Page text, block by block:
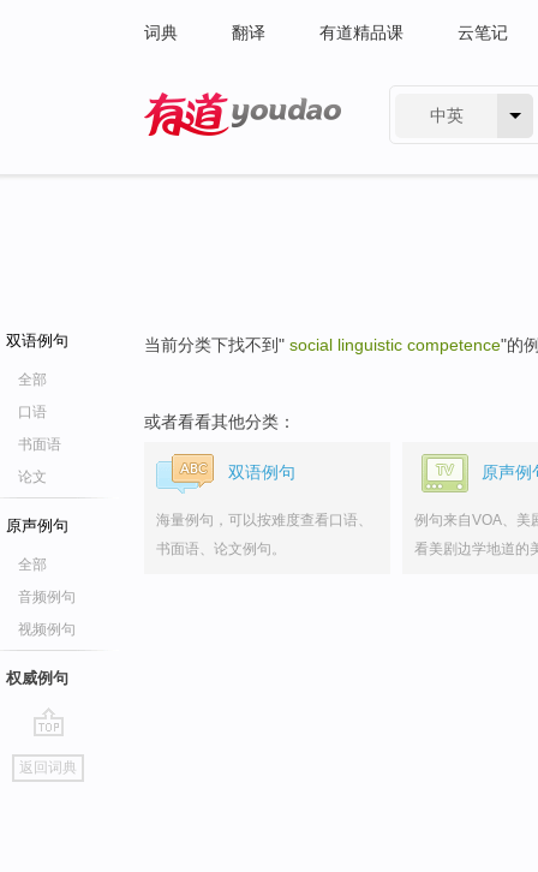
词典 翻译 有道精品课 云笔记
中英
双语例句
全部
口语
书面语
论文
原声例句
全部
音频例句
视频例句
权威例句
go
top
返回词典
当前分类下找不到" social linguistic competence"的
或者看看其他分类：
双语例句
海量例句，可以按难度查看口语、
书面语、论文例句。
原声例
例句来自VOA、美
看美剧边学地道的